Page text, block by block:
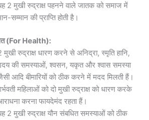
2 मुखी रुद्राक्ष पहनने वाले जातक को समाज में
सम्मान की प्राप्ति होती है।
(For Health):
मुखी रुद्राक्ष धारण करने से अनिद्रा, स्मृति हानि,
की समस्याओं, श्वसन, यकृत और श्वास समस्या
आदि बीमारियों को ठीक करने में मदद मिलती हैं।
महिलाओं को दो मुखी रुद्राक्ष को धारण करके
करना फायदेमंद रहता हैं।
2 मुखी रुद्राक्ष यौन संबधित समस्याओं को ठीक